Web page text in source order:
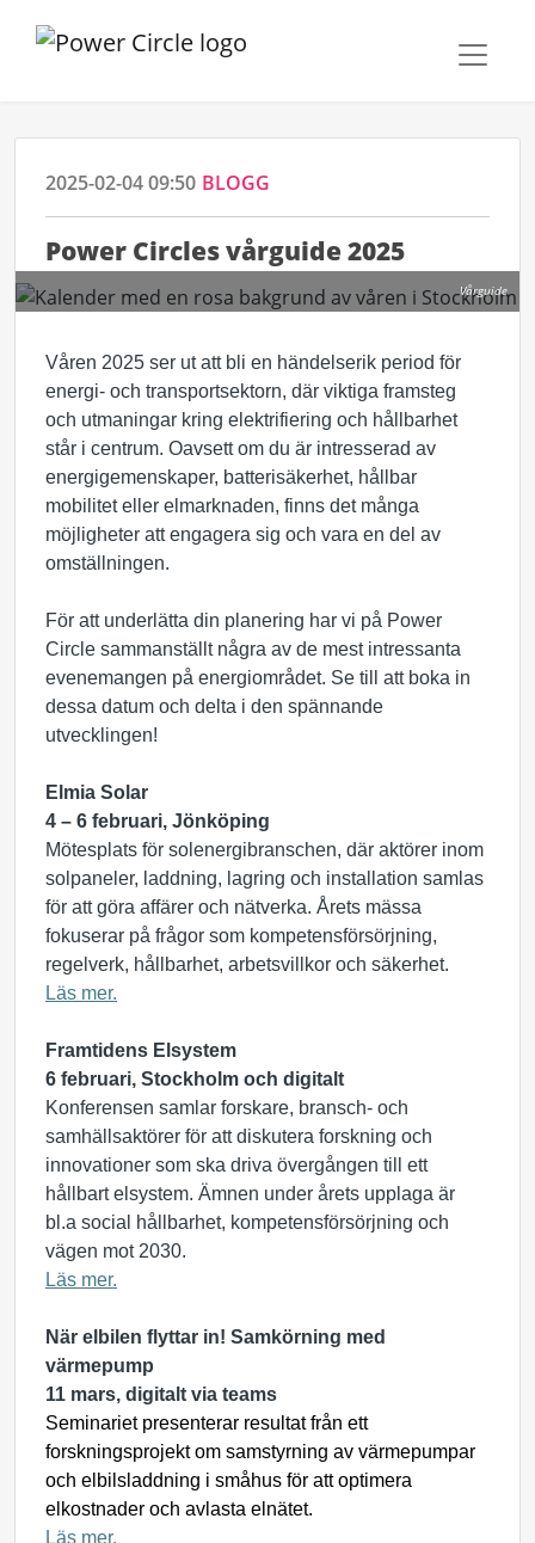
2025-02-04 09:50 BLOGG
Power Circles vårguide 2025
Vårguide
Våren 2025 ser ut att bli en händelserik period för
energi- och transportsektorn, där viktiga framsteg
och utmaningar kring elektrifiering och hållbarhet
står i centrum. Oavsett om du är intresserad av
energigemenskaper, batterisäkerhet, hållbar
mobilitet eller elmarknaden, finns det många
möjligheter att engagera sig och vara en del av
omställningen.
För att underlätta din planering har vi på Power
Circle sammanställt några av de mest intressanta
evenemangen på energiområdet. Se till att boka in
dessa datum och delta i den spännande
utvecklingen!
Elmia Solar
4 – 6 februari, Jönköping
Mötesplats för solenergibranschen, där aktörer inom
solpaneler, laddning, lagring och installation samlas
för att göra affärer och nätverka. Årets mässa
fokuserar på frågor som kompetensförsörjning,
regelverk, hållbarhet, arbetsvillkor och säkerhet.
Läs mer.
Framtidens Elsystem
6 februari, Stockholm och digitalt
Konferensen samlar forskare, bransch- och
samhällsaktörer för att diskutera forskning och
innovationer som ska driva övergången till ett
hållbart elsystem. Ämnen under årets upplaga är
bl.a social hållbarhet, kompetensförsörjning och
vägen mot 2030.
Läs mer.
När elbilen flyttar in! Samkörning med
värmepump
11 mars, digitalt via teams
Seminariet presenterar resultat från ett
forskningsprojekt om samstyrning av värmepumpar
och elbilsladdning i småhus för att optimera
elkostnader och avlasta elnätet.
Läs mer.